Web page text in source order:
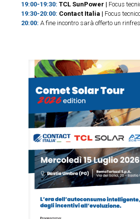
19:00-19:30: TCL SunPower | Focus
19:30-20:00: Contact Italia | Focus
20:00: A fine incontro sarà offerto un